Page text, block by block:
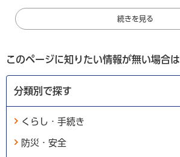
続きを見る
このページに知りたい情報が無い場合は
分類別で探す
くらし・手続き
防災・安全